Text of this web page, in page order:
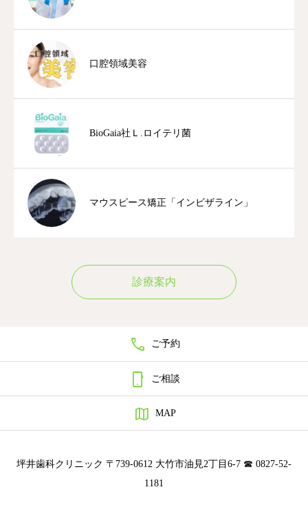
口腔領域美容
BioGaia社Ｌ.ロイテリ菌
マウスピース矯正「インビザライン」
診療案内
 ご予約
 ご相談
 MAP
坪井歯科クリニック 〒739-0612 大竹市油見2丁目6-7 ☎ 0827-52-
1181